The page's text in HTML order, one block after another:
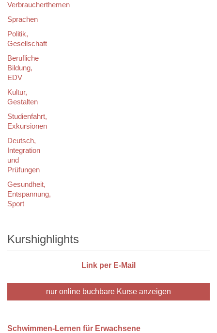
Verbraucherthemen
Sprachen
Politik,
Gesellschaft
Berufliche
Bildung,
EDV
Kultur,
Gestalten
Studienfahrt,
Exkursionen
Deutsch,
Integration
und
Prüfungen
Gesundheit,
Entspannung,
Sport
Kurshighlights
Link per E-Mail
nur online buchbare Kurse anzeigen
Schwimmen-Lernen für Erwachsene